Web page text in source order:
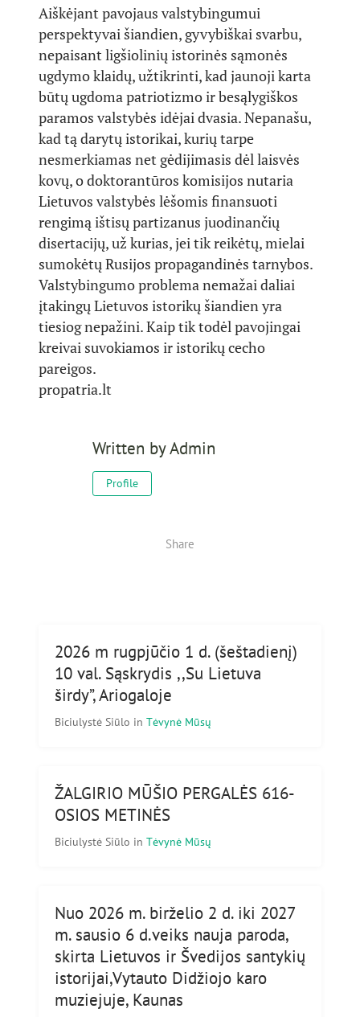
Aiškėjant pavojaus valstybingumui
perspektyvai šiandien, gyvybiškai svarbu,
nepaisant ligšiolinių istorinės sąmonės
ugdymo klaidų, užtikrinti, kad jaunoji karta
būtų ugdoma patriotizmo ir besąlygiškos
paramos valstybės idėjai dvasia. Nepanašu,
kad tą darytų istorikai, kurių tarpe
nesmerkiamas net gėdijimasis dėl laisvės
kovų, o doktorantūros komisijos nutaria
Lietuvos valstybės lėšomis finansuoti
rengimą ištisų partizanus juodinančių
disertacijų, už kurias, jei tik reikėtų, mielai
sumokėtų Rusijos propagandinės tarnybos.
Valstybingumo problema nemažai daliai
įtakingų Lietuvos istorikų šiandien yra
tiesiog nepažini. Kaip tik todėl pavojingai
kreivai suvokiamos ir istorikų cecho
pareigos.
propatria.lt
Written byAdmin
Profile
Share
2026 m rugpjūčio 1 d. (šeštadienį)
10 val. Sąskrydis ,,Su Lietuva
širdy”, Ariogaloje
Biciulystė Siūlo in Tėvynė Mūsų
ŽALGIRIO MŪŠIO PERGALĖS 616-
OSIOS METINĖS
Biciulystė Siūlo in Tėvynė Mūsų
Nuo 2026 m. birželio 2 d. iki 2027
m. sausio 6 d.veiks nauja paroda,
skirta Lietuvos ir Švedijos santykių
istorijai,Vytauto Didžiojo karo
muziejuje, Kaunas